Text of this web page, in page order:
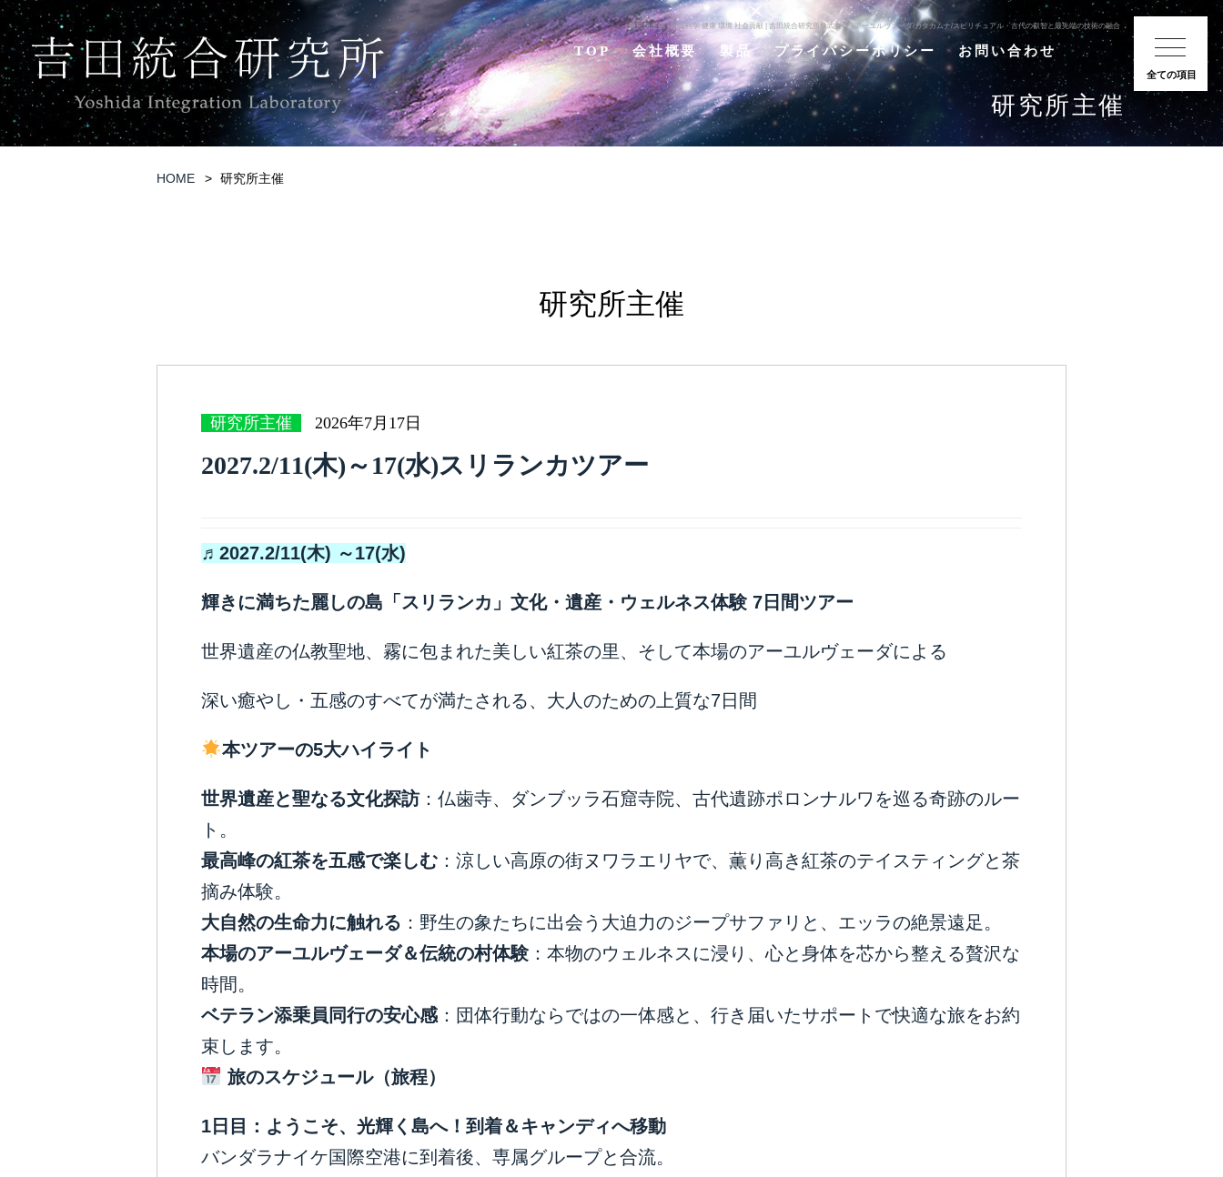
研究所主催 | 宇宙科学 健康 環境 社会貢献 | 吉田統合研究所株式会社 | アーユルヴェーダ/カタカムナ/スピリチュアル・古代の叡智と最先端の技術の融合
TOP 会社概要 製品 プライバシーポリシー お問い合わせ
研究所主催
HOME 研究所主催
研究所主催
研究所主催 2026年7月17日
2027.2/11(木)～17(水)スリランカツアー
♬2027.2/11(木) ～17(水)
輝きに満ちた麗しの島「スリランカ」文化・遺産・ウェルネス体験 7 日間ツアー
世界遺産の仏教聖地、霧に包まれた美しい紅茶の里、そして本場のアーユルヴェーダによる
深い癒やし・五感のすべてが満たされる、大人のための上質な7日間
本ツアーの5大ハイライト
世界遺産と聖なる文化探訪：仏歯寺、ダンブッラ石窟寺院、古代遺跡ポロンナルワを巡る奇跡のルー
ト。
最高峰の紅茶を五感で楽しむ ：涼しい高原の街ヌワラエリヤで、薫り高き紅茶のテイスティングと茶
摘み体験。
大自然の生命力に触れる ：野生の象たちに出会う大迫力のジープサファリと、エッラの絶景遠足。
本場のアーユルヴェーダ＆伝統の村体験 ：本物のウェルネスに浸り、心と身体を芯から整える贅沢な
時間。
ベテラン添乗員同行の安心感 ：団体行動ならではの一体感と、行き届いたサポートで快適な旅をお約
束します。
旅のスケジュール（旅程）
1 日目：ようこそ、光輝く島へ！到着＆キャンディへ移動
バンダラナイケ国際空港に到着後、専属グループと合流。
全ての項目